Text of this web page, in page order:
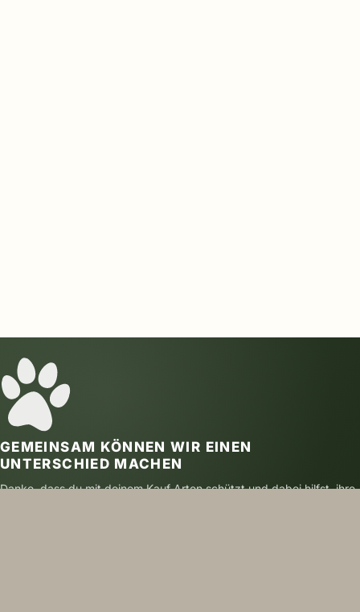
GEMEINSAM KÖNNEN WIR EINEN
UNTERSCHIED MACHEN
Danke, dass du mit deinem Kauf Arten schützt und dabei hilfst, ihre